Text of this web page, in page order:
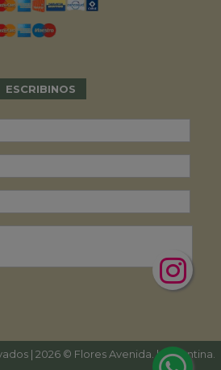
ESCRIBINOS
| 2026 © Flores Avenida. | Argentina.